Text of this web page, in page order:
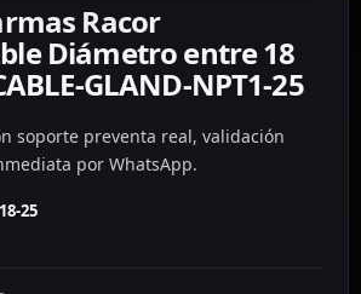
Racor
Diámetro entre 18
GLAND-NPT1-25
soporte preventa real, validación
por WhatsApp.
25